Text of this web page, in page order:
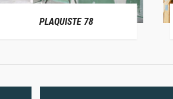
PLAQUISTE 78